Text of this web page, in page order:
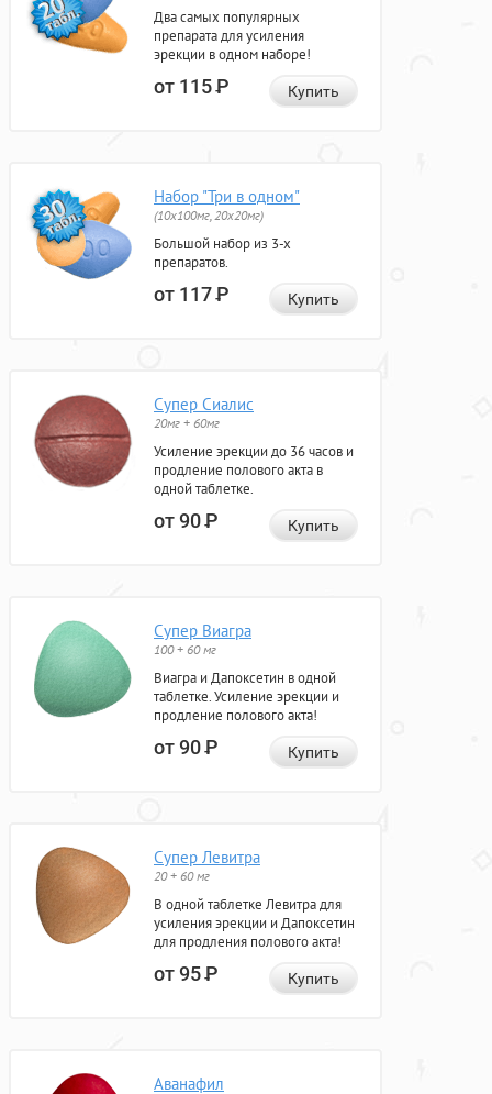
Два самых популярных
препарата для усиления
эрекции в одном наборе!
от 115Р Купить
Набор "Три в одном"
(10x100мг, 20x20мг)
Большой набор из 3-х
препаратов.
от 117Р Купить
Супер Сиалис
20мг + 60мг
Усиление эрекции до 36 часов и
продление полового акта в
одной таблетке.
от 90Р Купить
Супер Виагра
100 + 60 мг
Виагра и Дапоксетин в одной
таблетке. Усиление эрекции и
продление полового акта!
от 90Р Купить
Супер Левитра
20 + 60 мг
В одной таблетке Левитра для
усиления эрекции и Дапоксетин
для продления полового акта!
от 95Р Купить
Аванафил